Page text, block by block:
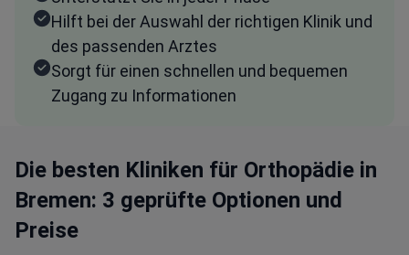
Hilft bei der Auswahl der richtigen Klinik und
des passenden Arztes
Sorgt für einen schnellen und bequemen
Zugang zu Informationen
Die besten Kliniken für Orthopädie in
Bremen: 3 geprüfte Optionen und
Preise